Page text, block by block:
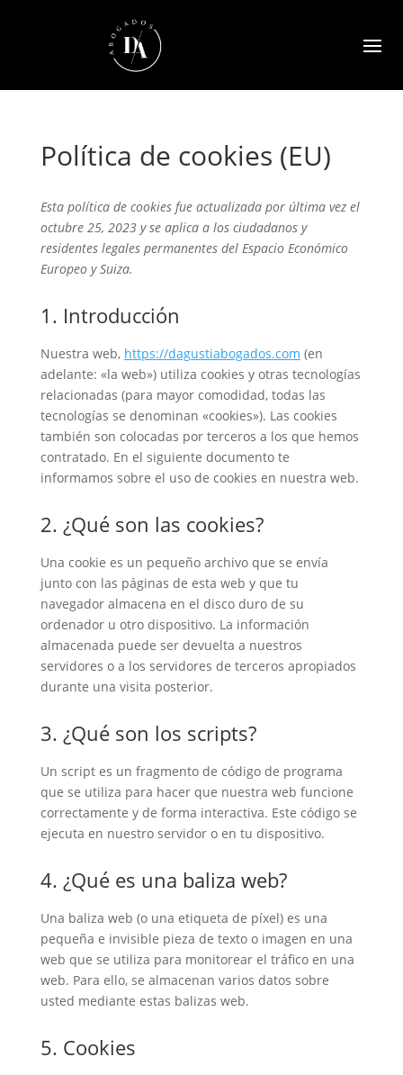
Política de cookies (EU)
Esta política de cookies fue actualizada por última vez el
octubre 25, 2023 y se aplica a los ciudadanos y
residentes legales permanentes del Espacio Económico
Europeo y Suiza.
1. Introducción
Nuestra web, https://dagustiabogados.com (en
adelante: «la web») utiliza cookies y otras tecnologías
relacionadas (para mayor comodidad, todas las
tecnologías se denominan «cookies»). Las cookies
también son colocadas por terceros a los que hemos
contratado. En el siguiente documento te
informamos sobre el uso de cookies en nuestra web.
2. ¿Qué son las cookies?
Una cookie es un pequeño archivo que se envía
junto con las páginas de esta web y que tu
navegador almacena en el disco duro de su
ordenador u otro dispositivo. La información
almacenada puede ser devuelta a nuestros
servidores o a los servidores de terceros apropiados
durante una visita posterior.
3. ¿Qué son los scripts?
Un script es un fragmento de código de programa
que se utiliza para hacer que nuestra web funcione
correctamente y de forma interactiva. Este código se
ejecuta en nuestro servidor o en tu dispositivo.
4. ¿Qué es una baliza web?
Una baliza web (o una etiqueta de píxel) es una
pequeña e invisible pieza de texto o imagen en una
web que se utiliza para monitorear el tráfico en una
web. Para ello, se almacenan varios datos sobre
usted mediante estas balizas web.
5. Cookies